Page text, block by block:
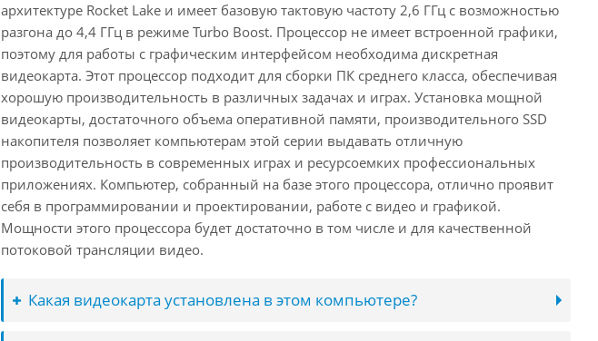
архитектуре Rocket Lake и имеет базовую тактовую частоту 2,6 ГГц с возможностью
разгона до 4,4 ГГц в режиме Turbo Boost. Процессор не имеет встроенной графики,
поэтому для работы с графическим интерфейсом необходима дискретная
видеокарта. Этот процессор подходит для сборки ПК среднего класса, обеспечивая
хорошую производительность в различных задачах и играх. Установка мощной
видеокарты, достаточного объема оперативной памяти, производительного SSD
накопителя позволяет компьютерам этой серии выдавать отличную
производительность в современных играх и ресурсоемких профессиональных
приложениях. Компьютер, собранный на базе этого процессора, отлично проявит
себя в программировании и проектировании, работе с видео и графикой.
Мощности этого процессора будет достаточно в том числе и для качественной
потоковой трансляции видео.
Какая видеокарта установлена в этом компьютере?